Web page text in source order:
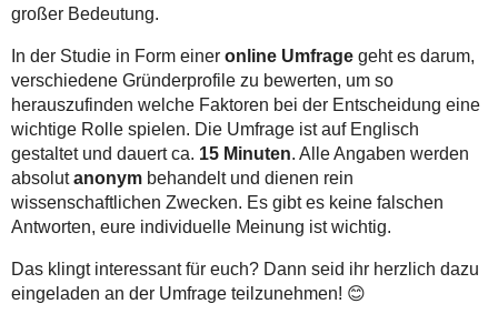
großer Bedeutung.
In der Studie in Form eineronline Umfragegeht es darum,
verschiedene Gründerprofile zu bewerten, um so
herauszufinden welche Faktoren bei der Entscheidung eine
wichtige Rolle spielen. Die Umfrage ist auf Englisch
gestaltet und dauert ca. 15 Minuten. Alle Angaben werden
absolutanonym behandelt und dienen rein
wissenschaftlichen Zwecken. Es gibt es keine falschen
Antworten, eure individuelle Meinung ist wichtig.
Das klingt interessant für euch? Dann seid ihr herzlich dazu
eingeladen an der Umfrage teilzunehmen! 😊